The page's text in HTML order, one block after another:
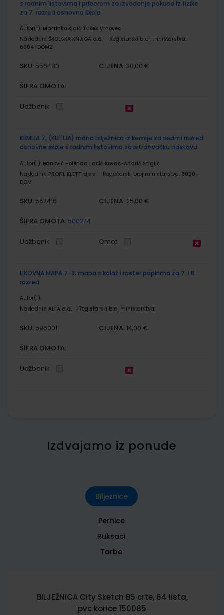
s radnim listovima i priborom za izvođenje pokusa iz fizike
za 7. razred osnovne škole
Autor(i): Martinko Klaić Tušek Vrhovec
Nakladnik: ŠKOLSKA KNJIGA d.d.
Registarski broj ministarstva:
6004-DOM2
SKU: 556480 CIJENA: 30,00 €
ŠIFRA OMOTA:
Udžbenik
KEMIJA 7; (KUTIJA) radna bilježnica iz kemije za sedmi razred
osnovne škole s radnim listovima za istraživačku nastavu
Autor(i): Banović Holenda Lacić Kovač-Andrić Štiglić
Nakladnik: PROFIL KLETT d.o.o. Registarski broj ministarstva: 6090-
DOM
SKU: 567416 CIJENA: 25,00 €
ŠIFRA OMOTA: 500274
Udžbenik Omot
LIKOVNA MAPA 7-8; mapa s kolaž i raster papirima za 7. i 8.
razred
Autor(i):
Nakladnik: ALFA d.d. Registarski broj ministarstva:
SKU: 596001 CIJENA: 14,00 €
ŠIFRA OMOTA:
Udžbenik
Izdvajamo iz ponude
Bilježnice
Pernice
Ruksaci
Torbe
BILJEŽNICA City Sketch B5 crte, 64 lista,
pvc korice 150085